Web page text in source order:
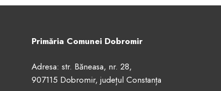
Primăria Comunei Dobromir
Adresa: str. Băneasa, nr. 28,
907115 Dobromir, județul Constanța